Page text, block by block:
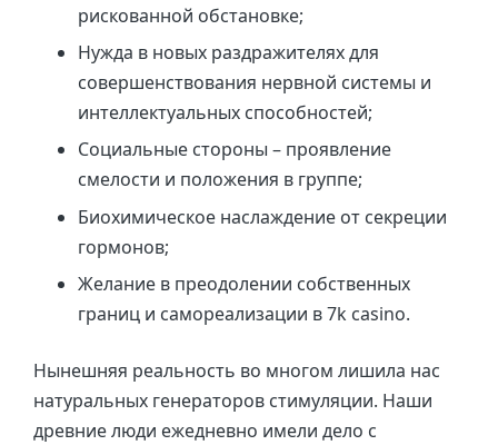
рискованной обстановке;
Нужда в новых раздражителях для
совершенствования нервной системы и
интеллектуальных способностей;
Социальные стороны – проявление
смелости и положения в группе;
Биохимическое наслаждение от секреции
гормонов;
Желание в преодолении собственных
границ и самореализации в 7k casino.
Нынешняя реальность во многом лишила нас
натуральных генераторов стимуляции. Наши
древние люди ежедневно имели дело с